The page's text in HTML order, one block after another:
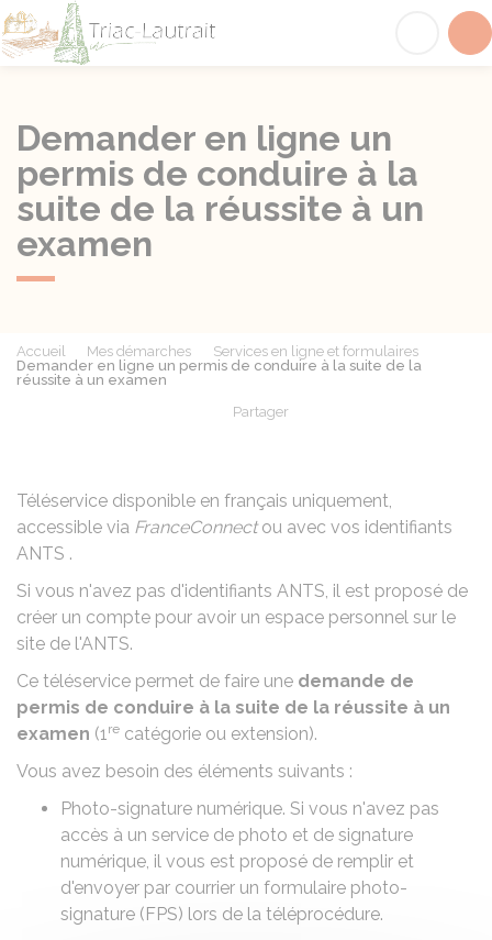
Demander en ligne un
permis de conduire à la
suite de la réussite à un
examen
Accueil Mes démarches
Services en ligne et formulaires
Demander en ligne un permis de conduire à la suite de la
réussite à un examen
Partager
Téléservice disponible en français uniquement,
accessible via FranceConnectou avec vos identifiants
ANTS .
Si vous n'avez pas d'identifiants ANTS, il est proposé de
créer un compte pour avoir un espace personnel sur le
site de l'ANTS.
Ce téléservice permet de faire une demande de
permis de conduire à la suite de la réussite à un
examen (1re catégorie ou extension).
Vous avez besoin des éléments suivants :
Photo-signature numérique. Si vous n'avez pas
accès à un service de photo et de signature
numérique, il vous est proposé de remplir et
d'envoyer par courrier un formulaire photo-
signature (FPS) lors de la téléprocédure.